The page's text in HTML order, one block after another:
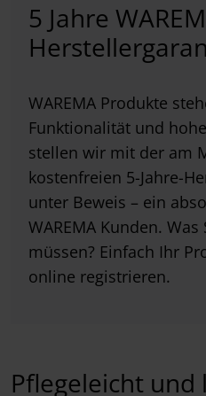
5 Jahre
WAREMA Produkte
Funktionalität und
stellen wir mit der am
kostenfreien 5-Jahre-
unter Beweis – ein
WAREMA Kunden.
müssen? Einfach Ihr
online registrieren.
Pflegeleicht und